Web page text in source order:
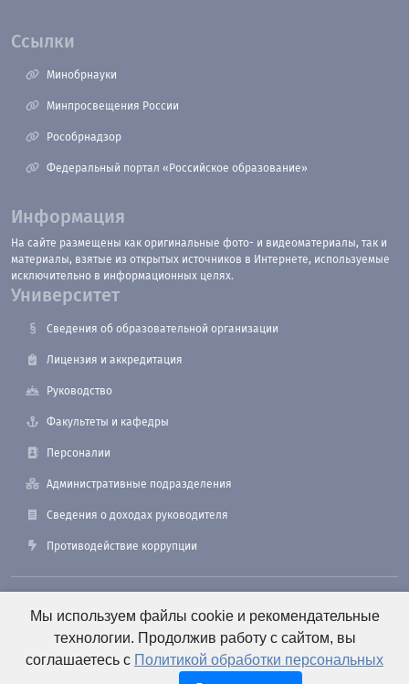
Ссылки
Минобрнауки
Минпросвещения России
Рособрнадзор
Федеральный портал «Российское образование»
Информация
На сайте размещены как оригинальные фото- и видеоматериалы, так и
материалы, взятые из открытых источников в Интернете, используемые
исключительно в информационных целях.
Университет
Сведения об образовательной организации
Лицензия и аккредитация
Руководство
Факультеты и кафедры
Персоналии
Административные подразделения
Сведения о доходах руководителя
Противодействие коррупции
190121, Санкт-Петербург, ул. Лоцманская, 3
+7 (812) 495-26-48 Оперативный дежурный
Мы используем файлы cookie и рекомендательные
технологии. Продолжив работу с сайтом, вы
соглашаетесь с Политикой обработки персональных